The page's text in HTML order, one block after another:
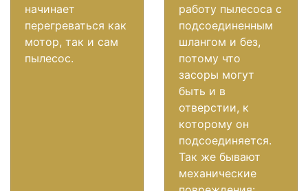
начинает
перегреваться как
мотор, так и сам
пылесос.
работу пылесоса с
подсоединенным
шлангом и без,
потому что
засоры могут
быть и в
отверстии, к
которому он
подсоединяется.
Так же бывают
механические